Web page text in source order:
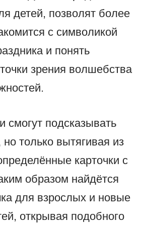
детей, позволят более
с символикой
и понять
зрения волшебства
смогут подсказывать
только вытягивая из
карточки с
образом найдётся
для взрослых и новые
открывая подобного